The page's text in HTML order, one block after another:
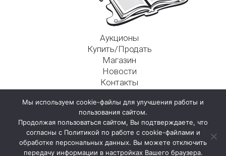
Аукционы
Купить/Продать
Магазин
Новости
Контакты
125009, г. Москва, Никитский пер., д. 4а, стр. 1
Мы используем cookie-файлы для улучшения работы и
пользования сайтом.
Продолжая пользоваться сайтом, Вы подтверждаете, что
согласны с Политикой по работе с cookie-файлами и
обработке персональных данных. Вы можете отключить
передачу информации в настройках Вашего браузера.